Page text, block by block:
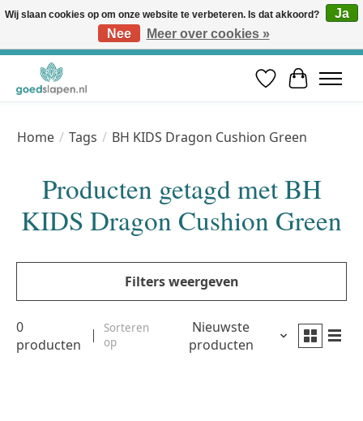
Vóór 12u besteld, volgende werkdag in huis* | Gratis verzending vanaf €50 | Professioneel slaapadvies
Verlanglijst
Home / Tags / BH KIDS Dragon Cushion Green
Producten getagd met BH
KIDS Dragon Cushion Green
Filters weergeven
0
producten
Sorteren
op
Nieuwste
producten
Wij slaan cookies op om onze website te verbeteren. Is dat akkoord?
Ja
Nee
Meer over cookies »